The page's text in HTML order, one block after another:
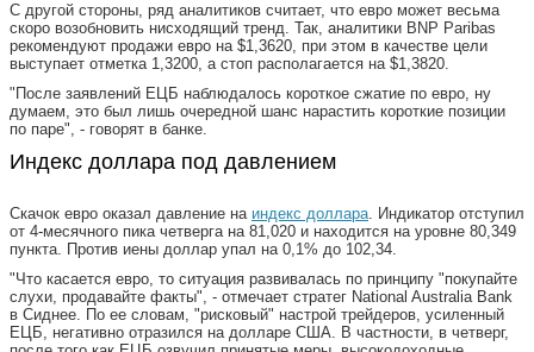
С другой стороны, ряд аналитиков считает, что евро может весьма
скоро возобновить нисходящий тренд. Так, аналитики BNP Paribas
рекомендуют продажи евро на $1,3620, при этом в качестве цели
выступает отметка 1,3200, а стоп располагается на $1,3820.
"После заявлений ЕЦБ наблюдалось короткое сжатие по евро, ну
думаем, это был лишь очередной шанс нарастить короткие позиции
по паре", - говорят в банке.
Индекс доллара под давлением
Скачок евро оказал давление на индекс доллара. Индикатор отступил
от 4-месячного пика четверга на 81,020 и находится на уровне 80,349
пункта. Против иены доллар упал на 0,1% до 102,34.
"Что касается евро, то ситуация развивалась по принципу "покупайте
слухи, продавайте факты", - отмечает стратег National Australia Bank
в Сиднее. По ее словам, "рисковый" настрой трейдеров, усиленный
ЕЦБ, негативно отразился на долларе США. В частности, в четверг,